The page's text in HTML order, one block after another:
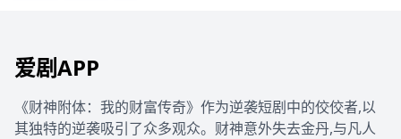
爱剧APP
《财神附体：我的财富传奇》作为逆袭短剧中的佼佼者,以
其独特的逆袭吸引了众多观众。财神意外失去金丹,与凡人